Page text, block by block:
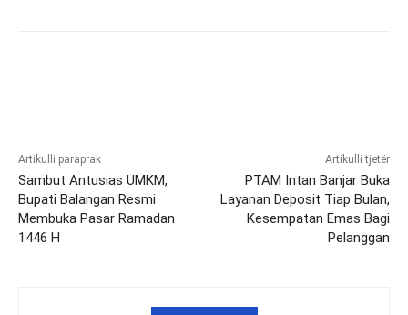
Artikulli paraprak
Sambut Antusias UMKM,
Bupati Balangan Resmi
Membuka Pasar Ramadan
1446 H
Artikulli tjetër
PTAM Intan Banjar Buka
Layanan Deposit Tiap Bulan,
Kesempatan Emas Bagi
Pelanggan